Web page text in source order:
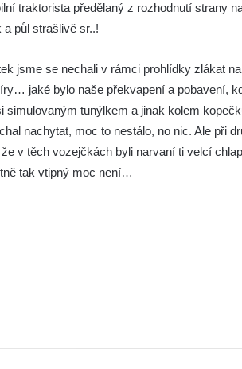
traktorista předělaný z rozhodnutí strany
půl strašlivě sr..!
jsme se nechali v rámci prohlídky zlákat
jaké bylo naše překvapení a pobavení,
tunýlkem a jinak kolem
nachytat, moc to nestálo, no nic. Ale při
v těch vozejčkách byli narvaní ti velcí
tak vtipný moc není…